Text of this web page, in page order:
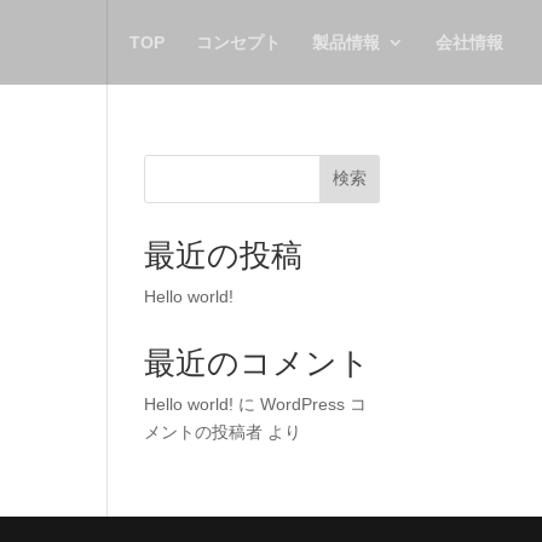
TOP コンセプト 製品情報 会社情報
検索
最近の投稿
Hello world!
最近のコメント
Hello world! にWordPress コ
メントの投稿者 より